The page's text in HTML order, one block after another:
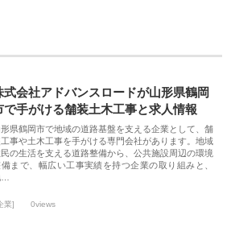
式会社アドバンスロードが山形県鶴岡
で手がける舗装土木工事と求人情報
形県鶴岡市で地域の道路基盤を支える企業として、舗
事や土木工事を手がける専門会社があります。地域
の生活を支える道路整備から、公共施設周辺の環境
まで、幅広い工事実績を持つ企業の取り組みと、
…
業] 0views